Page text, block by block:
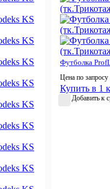
Футболка
Цена по запросу
Купить в 1
Добавить к